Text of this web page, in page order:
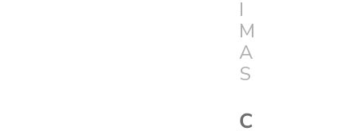
I
M
A
S
C